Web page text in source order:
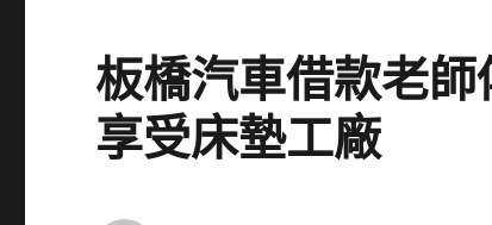
板橋汽車借款老
享受床墊工廠